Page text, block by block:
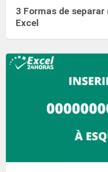
3 Formas de
Excel